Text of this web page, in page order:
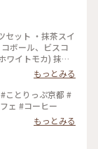
セット ・抹茶スイ
ボール、ビスコ
ワイトモカ) 抹茶
2本用意して頂い
抹茶三昧#
もっとみる
ことりっぷ京都 #
ェ #コーヒー
もっとみる